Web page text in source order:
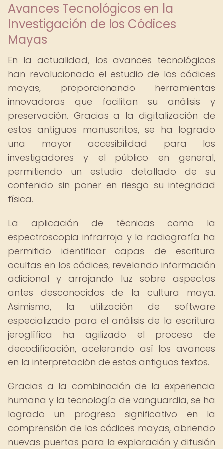
Avances Tecnológicos en la
Investigación de los Códices
Mayas
En la actualidad, los avances tecnológicos
han revolucionado el estudio de los códices
mayas, proporcionando herramientas
innovadoras que facilitan su análisis y
preservación. Gracias a la digitalización de
estos antiguos manuscritos, se ha logrado
una mayor accesibilidad para los
investigadores y el público en general,
permitiendo un estudio detallado de su
contenido sin poner en riesgo su integridad
física.
La aplicación de técnicas como la
espectroscopia infrarroja y la radiografía ha
permitido identificar capas de escritura
ocultas en los códices, revelando información
adicional y arrojando luz sobre aspectos
antes desconocidos de la cultura maya.
Asimismo, la utilización de software
especializado para el análisis de la escritura
jeroglífica ha agilizado el proceso de
decodificación, acelerando así los avances
en la interpretación de estos antiguos textos.
Gracias a la combinación de la experiencia
humana y la tecnología de vanguardia, se ha
logrado un progreso significativo en la
comprensión de los códices mayas, abriendo
nuevas puertas para la exploración y difusión